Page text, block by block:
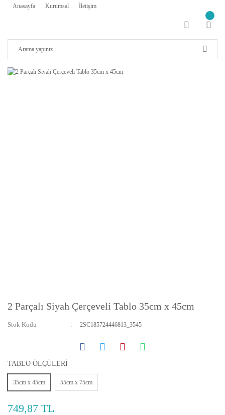
Anasayfa Kurumsal İletişim
2 Parçalı Siyah Çerçeveli Tablo 35cm x 45cm
Stok Kodu 2SC185724446813_3545
TABLO ÖLÇÜLERİ
35cm x 45cm 55cm x 75cm
749,87 TL